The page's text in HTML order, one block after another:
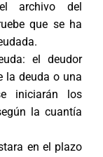
archivo del
que se ha
el deudor
la deuda o una
iniciarán los
la cuantía
en el plazo